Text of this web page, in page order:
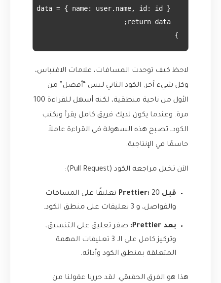
}
لاحظ كيف توحدت المسافات، علامات الاقتباس،
وكل شيء آخر. الكود الثاني ليس “أفضل” من
الأول من ناحية منطقية، لكنه أسهل للقراءة 100
مرة. وعندما يكون لديك فريق كامل يقرأ ويكتب
الكود، تصبح هذه السهولة في القراءة عاملاً
حاسمًا في الإنتاجية.
الآن تخيل مراجعة الكود (Pull Request):
قبل Prettier:
20 تعليقًا على المسافات
والفواصل، و 3 تعليقات على منطق الكود.
بعد Prettier:
صفر تعليق على التنسيق،
وتركيز كامل على الـ 3 تعليقات المهمة
المتعلقة بمنطق الكود وأدائه.
هذا هو الفرق الحقيقي. لقد حررنا عقولنا من